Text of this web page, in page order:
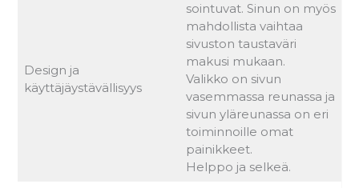
Design ja
käyttäjäystävällisyys
sointuvat. Sinun on myös
mahdollista vaihtaa
sivuston taustaväri
makusi mukaan.
Valikko on sivun
vasemmassa reunassa ja
sivun yläreunassa on eri
toiminnoille omat
painikkeet.
Helppo ja selkeä.